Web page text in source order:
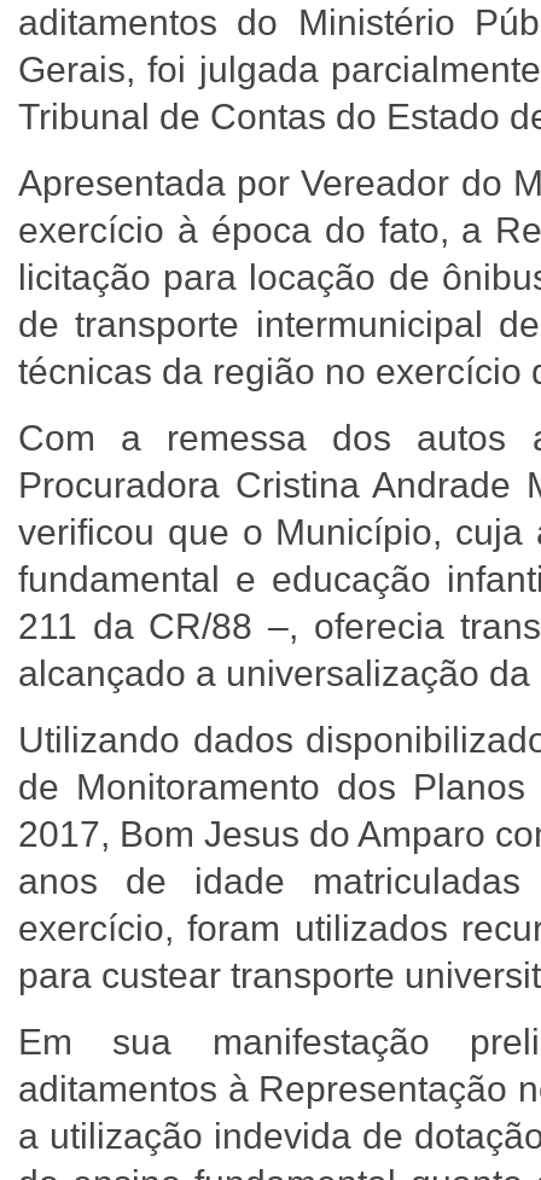
aditamentos do Ministério
Gerais, foi julgada
Tribunal de Contas do Estado
Apresentada por Vereador do
exercício à época do fato, a
licitação para locação de
de transporte intermunicipal
técnicas da região no
Com a remessa dos autos
Procuradora Cristina Andrade
verificou que o Município,
fundamental e educação
211 da CR/88 –, oferecia
alcançado a universalização
Utilizando dados
de Monitoramento dos
2017, Bom Jesus do Amparo
anos de idade
exercício, foram utilizados
para custear transporte
Em sua manifestação
aditamentos à Representação
a utilização indevida de